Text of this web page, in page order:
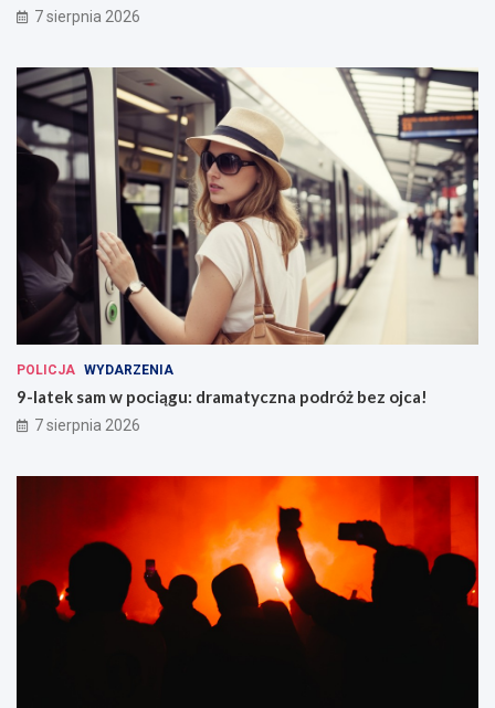
7 sierpnia 2026
POLICJA WYDARZENIA
9-latek sam w pociągu: dramatyczna podróż bez ojca!
7 sierpnia 2026